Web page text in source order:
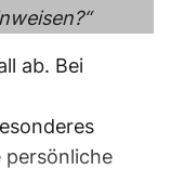
ab. Bei
persönliche